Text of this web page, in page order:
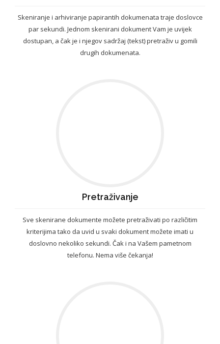
Skeniranje i arhiviranje papirantih dokumenata traje doslovce
par sekundi. Jednom skenirani dokument Vam je uvijek
dostupan, a čak je i njegov sadržaj (tekst) pretraživ u gomili
drugih dokumenata.
Pretraživanje
Sve skenirane dokumente možete pretraživati po različitim
kriterijima tako da uvid u svaki dokument možete imati u
doslovno nekoliko sekundi. Čak i na Vašem pametnom
telefonu. Nema više čekanja!